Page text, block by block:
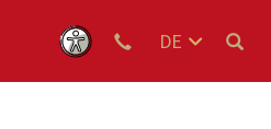
DE